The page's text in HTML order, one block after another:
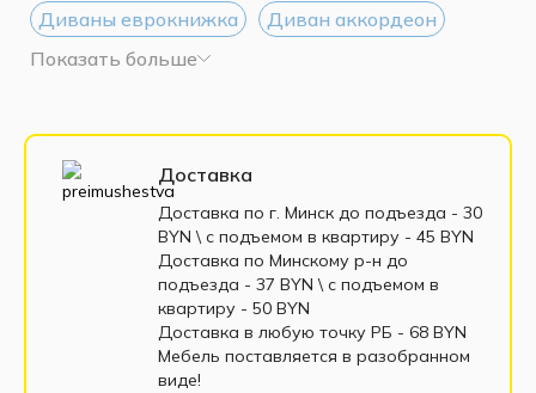
Диваны еврокнижка
Диван аккордеон
Диваны Дельфин
Диваны 200 см
Трёхместные диван
Односпальные диваны
Диваны с пенополиуретаном
Диваны пантограф
Диваны с пружинным блоком
Показать больше
Доставка
Доставка по г. Минск до подъезда - 30
BYN \ c подъемом в квартиру - 45 BYN
Доставка по Минскому р-н до
подъезда - 37 BYN \ c подъемом в
квартиру - 50 BYN
Доставка в любую точку РБ - 68 BYN
Мебель поставляется в разобранном
виде!